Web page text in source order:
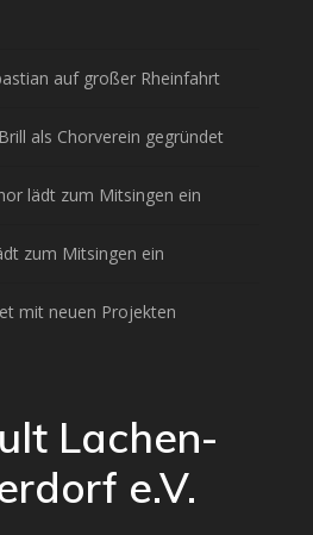
auf großer Rheinfahrt
als Chorverein gegründet
lädt zum Mitsingen ein
zum Mitsingen ein
mit neuen Projekten
Lachen-
e.V.